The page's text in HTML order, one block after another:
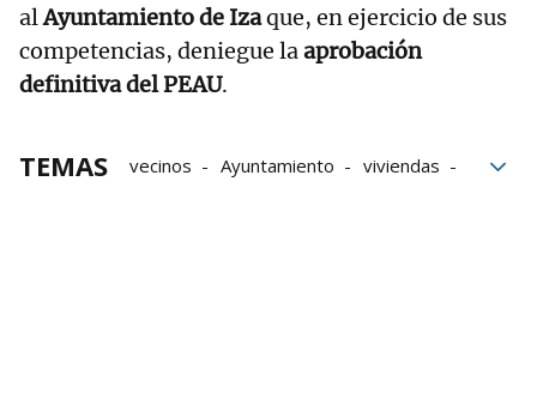
alAyuntamiento de Izaque, en ejercicio de sus
competencias, deniegue laaprobación
definitiva del PEAU.
TEMAS vecinos Ayuntamiento
viviendas